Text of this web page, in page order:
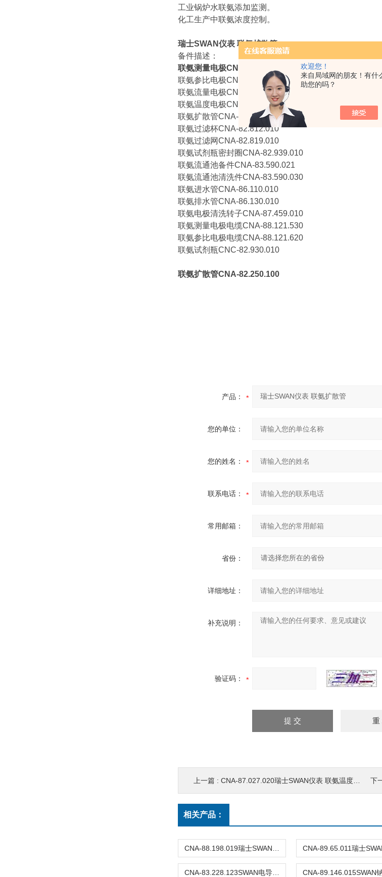
欢迎您！
来自局域网的朋友！有什
助您的吗？
工业锅炉水联氨添加监测。
化工生产中联氨浓度控制。 ‌
瑞士SWAN仪表 联氨扩散管
备件描述：
联氨测量电极CNA-87.450.020
联氨参比电极CNA-87.850.100
联氨流量电极CNA-87.931.040
联氨温度电极CNA-87.027.020
联氨扩散管CNA-82.250.100
联氨过滤杯CNA-82.812.010
联氨过滤网CNA-82.819.010
联氨试剂瓶密封圈CNA-82.939.010
联氨流通池备件CNA-83.590.021
联氨流通池清洗件CNA-83.590.030
联氨进水管CNA-86.110.010
联氨排水管CNA-86.130.010
联氨电极清洗转子CNA-87.459.010
联氨测量电极电缆CNA-88.121.530
联氨参比电极电缆CNA-88.121.620
联氨试剂瓶CNC-82.930.010
联氨扩散管CNA-82.250.100
产品：
您的单位：
您的姓名：
联系电话：
常用邮箱：
省份：
详细地址：
补充说明：
验证码：
上一篇 : CNA-87.027.020瑞士SWAN仪表 联氨温度电极 下
相关产品：